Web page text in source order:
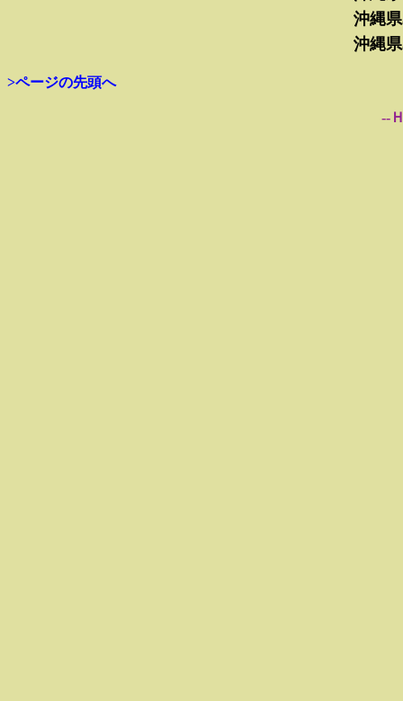
沖縄
沖縄
>ページの先頭へ
--